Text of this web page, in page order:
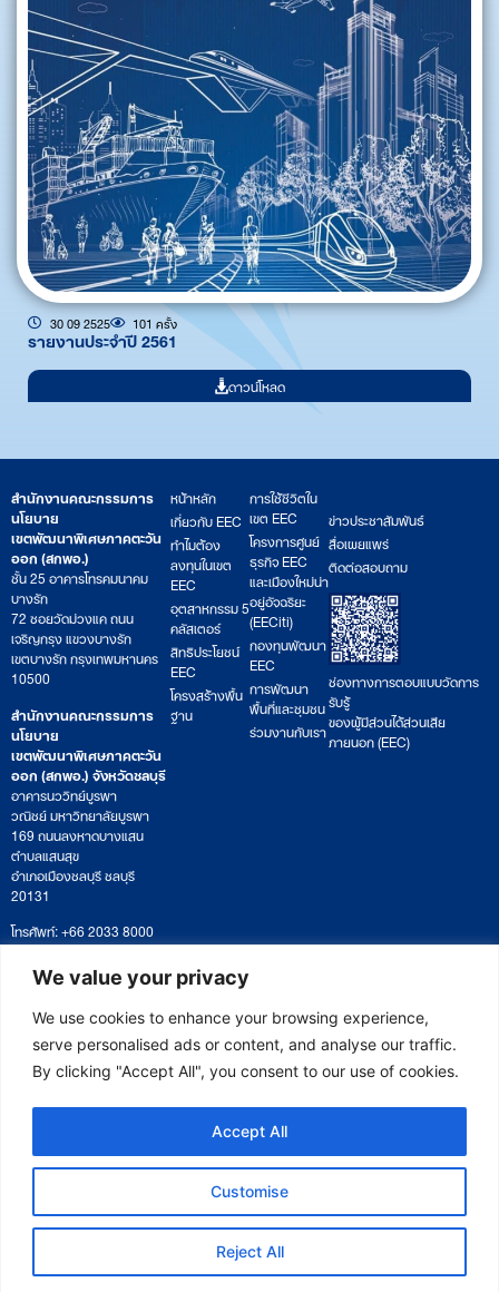
We value your privacy
We use cookies to enhance your browsing experience,
serve personalised ads or content, and analyse our traffic.
By clicking "Accept All", you consent to our use of cookies.
Customise
Reject All
Accept All
30 09 2525 101 ครั้ง
รายงานประจำปี 2561
ดาวน์โหลด
สำนักงานคณะกรรมการ
นโยบาย
เขตพัฒนาพิเศษภาคตะวัน
ออก (สกพอ.)
ชั้น 25 อาคารโทรคมนาคม
บางรัก
72 ซอยวัดม่วงแค ถนน
เจริญกรุง แขวงบางรัก
เขตบางรัก กรุงเทพมหานคร
10500
สำนักงานคณะกรรมการ
นโยบาย
เขตพัฒนาพิเศษภาคตะวัน
ออก (สกพอ.) จังหวัดชลบุรี
อาคารนววิทย์บูรพา
วณิชย์ มหาวิทยาลัยบูรพา
169 ถนนลงหาดบางแสน
ตำบลแสนสุข
อำเภอเมืองชลบุรี ชลบุรี
20131
โทรศัพท์: +66 2033 8000
เวลาทำการ: จันทร์ – ศุกร์
09:00 – 17:00 น.
ติดตามหนังสือหรือยื่นเอกสาร
saraban@eeco.or.th
หน้าหลัก
เกี่ยวกับ EEC
ทำไมต้อง
ลงทุนในเขต
EEC
อุตสาหกรรม 5
คลัสเตอร์
สิทธิประโยชน์
EEC
โครงสร้างพื้น
ฐาน
การใช้ชีวิตใน
เขต EEC
โครงการศูนย์
ธุรกิจ EEC
และเมืองใหม่น่า
อยู่อัจฉริยะ
(EECiti)
กองทุนพัฒนา
EEC
การพัฒนา
พื้นที่และชุมชน
ร่วมงานกับเรา
ข่าวประชาสัมพันธ์
สื่อเผยแพร่
ติดต่อสอบถาม
ช่องทางการตอบแบบวัดการ
รับรู้
ของผู้มีส่วนได้ส่วนเสีย
ภายนอก (EEC)
Copyright © 2025 Eastern Economic Corridor Office (EECO)